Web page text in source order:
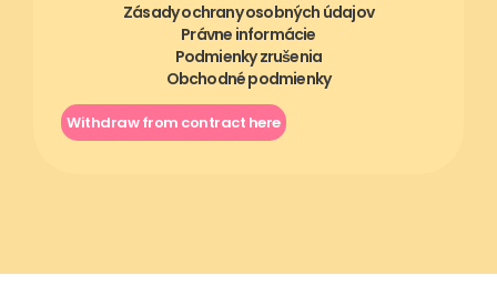
Zásady ochrany osobných údajov
Právne informácie
Podmienky zrušenia
Obchodné podmienky
Withdraw from contract here